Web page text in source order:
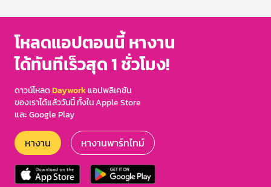
of
โหลดแอปตอนนี้ หางาน
ได้ทันทีเร็วสุด 1 ชั่วโมง!
ดาวน์โหลดDayworkแอปพลิเคชัน
ของเราได้แล้ววันนี้ ทั้งใน Apple Store
และ Google Play
หางาน หางานพาร์ทไทม์